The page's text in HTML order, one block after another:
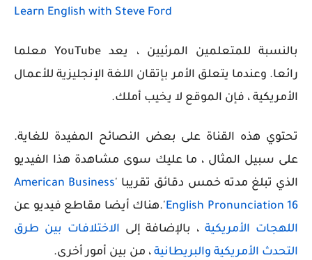
Learn English with Steve Ford
بالنسبة للمتعلمين المرئيين ، يعد YouTube معلما
رائعا. وعندما يتعلق الأمر بإتقان اللغة الإنجليزية للأعمال
الأمريكية ، فإن الموقع لا يخيب أملك.
تحتوي هذه القناة على بعض النصائح المفيدة للغاية.
على سبيل المثال ، ما عليك سوى مشاهدة هذا الفيديو
الذي تبلغ مدته خمس دقائق تقريبا 'American Business
English Pronunciation 16'.هناك أيضا مقاطع فيديو عن
اللهجات الأمريكية، بالإضافة إلى الاختلافات بين طرق
التحدث الأمريكية والبريطانية ، من بين أمور أخرى.